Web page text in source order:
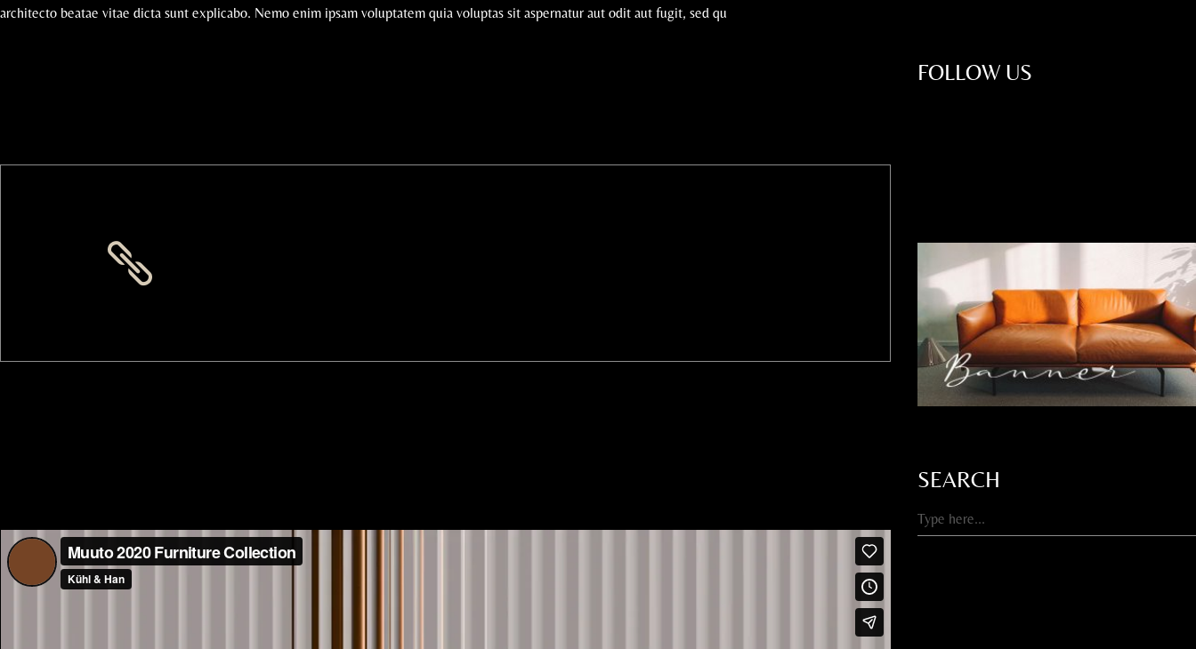
architecto beatae vitae dicta sunt explicabo. Nemo enim ipsam voluptatem quia voluptas sit aspernatur aut odit aut fugit, sed qu
FOLLOW US
SEARCH